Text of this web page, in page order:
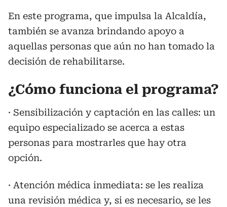
En este programa, que impulsa la Alcaldía,
también se avanza brindando apoyo a
aquellas personas que aún no han tomado la
decisión de rehabilitarse.
¿Cómo funciona el programa?
· Sensibilización y captación en las calles: un
equipo especializado se acerca a estas
personas para mostrarles que hay otra
opción.
· Atención médica inmediata: se les realiza
una revisión médica y, si es necesario, se les